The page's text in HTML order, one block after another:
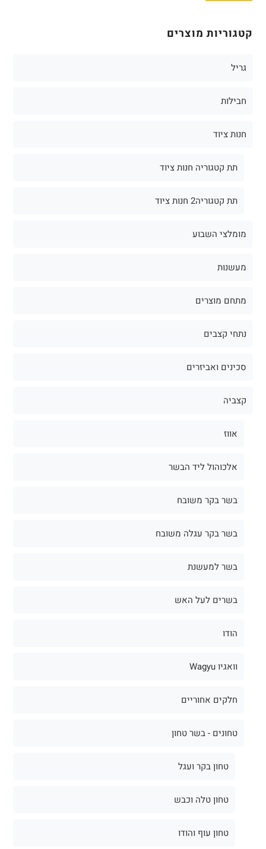
קטגוריות מוצרים
גריל
חבילות
חנות ציוד
תת קטגוריה חנות ציוד
תת קטגוריה2 חנות ציוד
מומלצי השבוע
מעשנות
מתחם מוצרים
נתחי קצבים
סכינים ואביזרים
קצביה
אווז
אלכוהול ליד הבשר
בשר בקר משובח
בשר בקר עגלה משובח
בשר למעשנת
בשרים לעל האש
הודו
וואגיו Wagyu
חלקים אחוריים
טחונים - בשר טחון
טחון בקר ועגל
טחון טלה וכבש
טחון עוף והודו